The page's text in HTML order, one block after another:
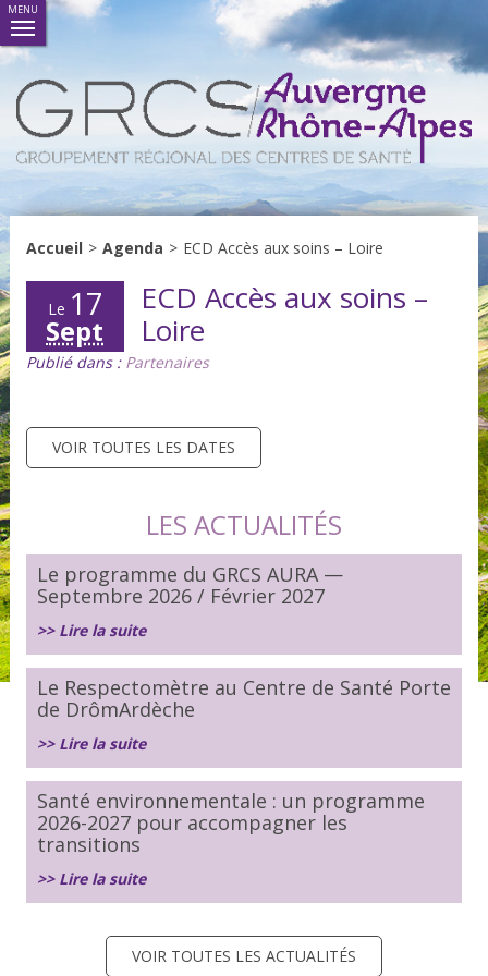
MENU
Accueil > Agenda > ECD Accès aux soins – Loire
Le 17
Sept
ECD Accès aux soins –
Loire
Publié dans : Partenaires
VOIR TOUTES LES DATES
LES ACTUALITÉS
Le programme du GRCS AURA —
Septembre 2026 / Février 2027
>> Lire la suite
Le Respectomètre au Centre de Santé Porte
de DrômArdèche
>> Lire la suite
Santé environnementale : un programme
2026-2027 pour accompagner les
transitions
>> Lire la suite
VOIR TOUTES LES ACTUALITÉS